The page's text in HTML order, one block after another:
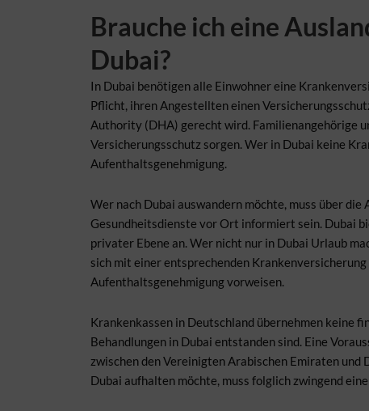
Brauche ich eine
Dubai?
In Dubai benötigen alle Einwohner eine
Pflicht, ihren Angestellten einen
Authority (DHA) gerecht wird. Familienangehörige
Versicherungsschutz sorgen. Wer in Dubai keine
Aufenthaltsgenehmigung.
Wer nach Dubai auswandern möchte, muss über
Gesundheitsdienste vor Ort informiert sein. Dubai
privater Ebene an. Wer nicht nur in Dubai Urlaub
sich mit einer entsprechenden
Aufenthaltsgenehmigung vorweisen.
Krankenkassen in Deutschland übernehmen keine
Behandlungen in Dubai entstanden sind. Eine
zwischen den Vereinigten Arabischen Emiraten
Dubai aufhalten möchte, muss folglich zwingend